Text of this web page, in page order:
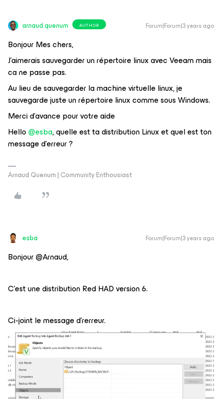
arnaud.quenum AUTHOR Forum|Forum|3 years ago
Bonjour Mes chers,
J’aimerais sauvegarder un répertoire linux avec Veeam mais
ca ne passe pas.
Au lieu de sauvegarder la machine virtuelle linux, je
sauvegarde juste un répertoire linux comme sous Windows.
Merci d’avance pour votre aide
Hello@esba, quelle est ta distribution Linux et quel est ton
message d’erreur ?
Arnaud Quenum | Community Enthousiast
esba Forum|Forum|3 years ago
Bonjour @Arnaud,
C’est une distribution Red HAD version 6.
Ci-joint le message d’rerreur.